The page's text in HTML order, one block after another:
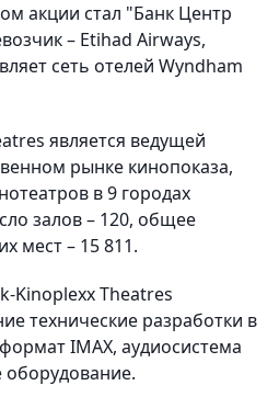
акции стал "Банк Центр
– Etihad Airways,
сеть отелей Wyndham
является ведущей
рынке кинопоказа,
в 9 городах
залов – 120, общее
мест – 15 811.
Kinoplexx Theatres
технические разработки в
IMAX, аудиосистема
оборудование.